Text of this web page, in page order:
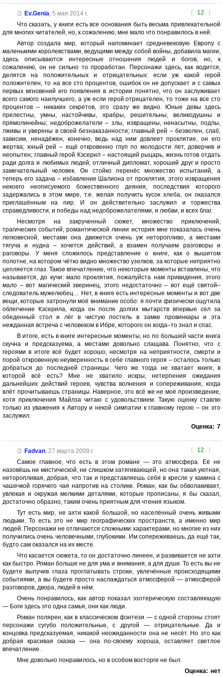
[ 12 ]
Ev.Genia, 5 мая 2014 г.
Что сказать, у книги есть все основания быть весьма привлекательной
для многих читателей, но, к сожалению, мне мало что понравилось в ней.
Автор создала мир, который напоминает средневековую Европу с
маленькими королевствами, ведущими между собой войны, добавила магии,
здесь описываются интересные отношения людей и богов, но, к
сожалению, он не сильно то проработан. Персонажи здесь, как водится,
делятся на положительных и отрицательных: если уж какой герой
положителен, то на все сто процентов, ошибок он не допускает и с самых
первых мгновений его появления в истории понятно, что он заслуживает
всего самого наилучшего, а уж если герой отрицателен, то тоже на все сто
процентов – никаких секретов, это сразу же видно. Юные девы здесь
прелестны, умны, настойчивы, храбры, решительны, великодушны и
прямолинейны; недоброжелатели – злы, извращены, ненасытны, подлы,
лживы и уверены в своей безнаказанности; главный рей – безволен, слаб,
зависим, ненадёжен, конечно, ведь над ним довлеет проклятие, он его
жертва; юный рей – ещё откровенно глуп по молодости лет, доверчив и
неопытен; главный герой Кэсерил – настоящий рыцарь, жизнь готов отдать
ради долга и любимых людей, отличный дипломат, хороший друг и просто
замечательный человек. Он стойко перенёс множество испытаний, а
теперь его задача – избавление Шалиона от проклятия, этого извращения
некоего неописуемого божественного деяния, последствия которого
задержались в этом мире, т.е. желая получить кусок хлеба, он оказался
приглашённым на пир. И он действительно заслужил и торжества
справедливости, и победы над недоброжелателями, и любви, и всех благ.
Несмотря на закрученный сюжет, множество приключений,
трагических событий, романтической линии история мне показалась очень
легковесной, местами она движется очень уж неторопливо, а местами
тягуча и нудна – хочется действий, а взамен получаем разговоры и
раговоры. У меня сложилось представление о книге, как о вышитом
полотне, на котором чётко видно множество узелков, за которые неприятно
цепляется глаз. Такое впечатление, что некоторые моменты вставлены, что
называется, до кучи: мало проклятия, пожалуйста нам привидения, этого
мало – вот магический зверинец, этого недостаточно – вот ещё святой–
следователь мужелюбец… Нет, в книге есть интересные моменты и вот две
вещи, которые затронули моё внимание особо: я почти физически ощутила
облегчение Кэсерила, когда он после долгих мытарств впервые сел за
обеденный стол и лёг в чистую постель в замке провинкары и эта
нежданная встреча с человеком в Ибре, которого он когда–то знал и спас.
В итоге, есть в книге интересные моменты, но по большей части книга
скучна и предсказуема, а местами довольно слащава. Понятно, что с
героями в итоге всё будет хорошо, несмотря на неприятности, смерти и
порой откровенную неуверенность в себе главного героя – осталось только
добраться до последней страницы. Чего же тогда не хватает книгe, в
которой всё есть? Мне не хватило искры, нетерпения ожидания
дальнейших действий героев, чувства волнения и сопереживания, когда
влёт прочитываешь страницы. Наверное, это всё же не моё произведение,
хотя приключения Майлза читаю с удовольствием. Такую оценку ставлю
только из уважения к Автору и некой симпатии к главному герою – он это
заслужил.
Оценка: 7
[ 12 ]
Fadvan, 27 марта 2009 г.
Самое главное, что есть в этом романе — это атмосфера. Её не
назовёшь ни мистической, ни слишком затягивающей, но она такая уютная,
неторопливая, добрая, что так и представляешь себя в кресле у камина с
чашечкой горячего чая напротив на столике. Роман, как бы обволакивает,
увлекая и окружая мелкими деталями, которые прописаны, я бы сказал,
достаточно образно, таким очень приятным для чтения языком.
Тут есть мир, не ахти какой большой, но населённый очень живыми
людьми. То есть это не мир географических пространств, а именно мир
людей. Персонажи не отличаются сложными характерами, но многие из них
получились очень человечными, глубокими. Им сопереживаешь, да ещё так,
будто сам оказался на их месте.
Что касается сюжета, то он достаточно линеен, и развивается не ахти
как быстро. Роман больше не для ума и внимания, а для души. То есть вы не
будете выпучив глаза проглатывать строки, увлечённые происходящими
событиями, а вы будете просто наслаждаться атмосферой — атмосферой
разговоров, двора, людей в нём.
Очень понравилось, как автор показал эзотерическую составляющую
— Боги здесь это одна самья, они как люди.
Роман полярен, как в классическом фэнтези — с одной стороны стоят
персонажи сугубо положительные, с другой — отрицательные. Да и
концовка предсказуемая, никакой неожиданности она не несёт. Но это как
добрая красивая сказка — она по-своему хороша, оставляет светлое
впечатление.
Мне довольно понравилось, но в особом восторге не был.
Оценка: нет